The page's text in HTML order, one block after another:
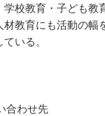
学校教育・子ども教
教育にも活動の幅
いる。
合わせ先